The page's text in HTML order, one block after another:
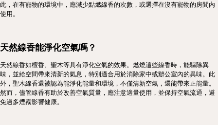
此，在有寵物的環境中，應減少點燃線香的次數，或選擇在沒有寵物的房間內
使用。
天然線香能淨化空氣嗎？
天然線香如檀香、聖木等具有淨化空氣的效果。燃燒這些線香時，能驅除異
味，並給空間帶來清新的氣息，特別適合用於消除家中或辦公室內的異味。此
外，聖木線香還被認為能淨化能量和環境，不僅清新空氣，還能帶來正能量。
然而，儘管線香有助於改善空氣質量，應注意適量使用，並保持空氣流通，避
免過多煙霧影響健康。